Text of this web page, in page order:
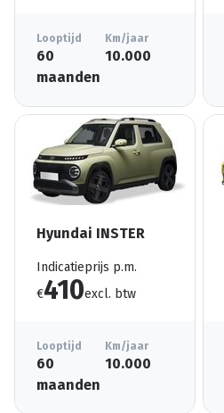
Looptijd
60
maanden
Km/jaar
10.000
Hyundai INSTER
Indicatieprijs p.m.
€410excl. btw
Looptijd
60
maanden
Km/jaar
10.000